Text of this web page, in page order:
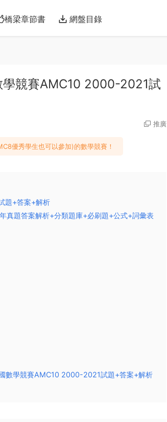
橋梁章節書 網盤目錄
競賽AMC10 2000-2021試
推廣
優秀學生也可以參加)的數學競賽！
題+答案+解析
題答案解析+分類題庫+必刷題+公式+詞彙表
學競賽AMC10 2000-2021試題+答案+解析